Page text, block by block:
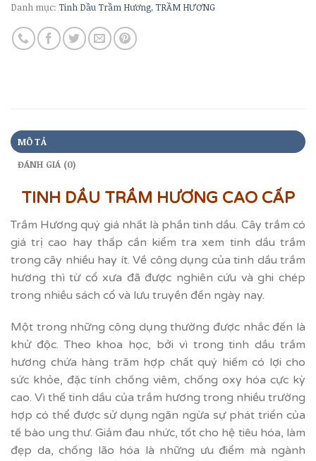
Danh mục: Tinh Dầu Trầm Hương,TRẦM HƯƠNG
MÔ TẢ
ĐÁNH GIÁ (0)
TINH DẦU TRẦM HƯƠNG CAO CẤP
Trầm Hương quý giá nhất là phần tinh dầu. Cây trầm có
giá trị cao hay thấp cần kiểm tra xem tinh dầu trầm
trong cây nhiều hay ít. Về công dụng của tinh dầu trầm
hương thì từ cổ xưa đã được nghiên cứu và ghi chép
trong nhiều sách cổ và lưu truyền đến ngày nay.
Một trong những công dụng thường được nhắc đến là
khử độc. Theo khoa học, bởi vì trong tinh dầu trầm
hương chứa hàng trăm hợp chất quý hiếm có lợi cho
sức khỏe, đặc tính chống viêm, chống oxy hóa cực kỳ
cao. Vì thế tinh dầu của trầm hương trong nhiều trường
hợp có thể được sử dụng ngăn ngừa sự phát triển của
tế bào ung thư. Giảm đau nhức, tốt cho hệ tiêu hóa, làm
đẹp da, chống lão hóa là những ưu điểm mà ngành